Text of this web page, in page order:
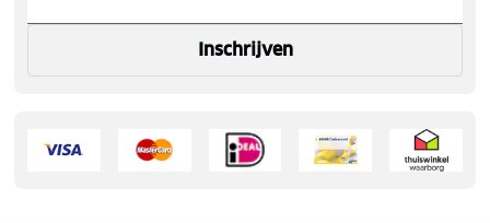
Inschrijven